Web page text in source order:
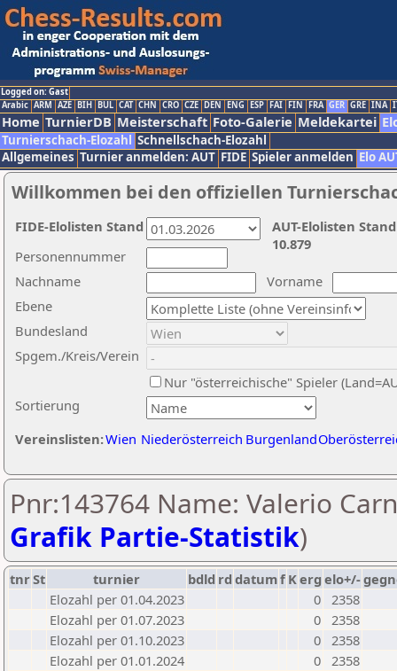
Logged on: Gast
Arabic ARM AZE BIH BUL CAT CHN CRO CZE DEN ENG ESP FAI FIN FRA GER GRE INA
Home TurnierDB Meisterschaft Foto-Galerie Meldekartei
Turnierschach-Elozahl Schnellschach-Elozahl
Allgemeines Turnier anmelden: AUT FIDE Spieler anmelden Elo
Willkommen bei den offiziellen
Nachname
Vorname
Ebene
Sortierung
Personennummer
Bundesland
Spgem./Kreis/Verein
Nur "österreichische" Spieler
Vereinslisten:Wien Niederösterreich Burgenland
AUT-Elolisten
10.879
FIDE-Elolisten Stand
Pnr:143764 Name: Valerio
Grafik Partie-Statistik)
tnrSt turnier bdld rd datumf Kerg elo+/-
Elozahl per 01.04.2023
0 2358
Elozahl per 01.07.2023
0 2358
Elozahl per 01.10.2023
0 2358
Elozahl per 01.01.2024
0 2358